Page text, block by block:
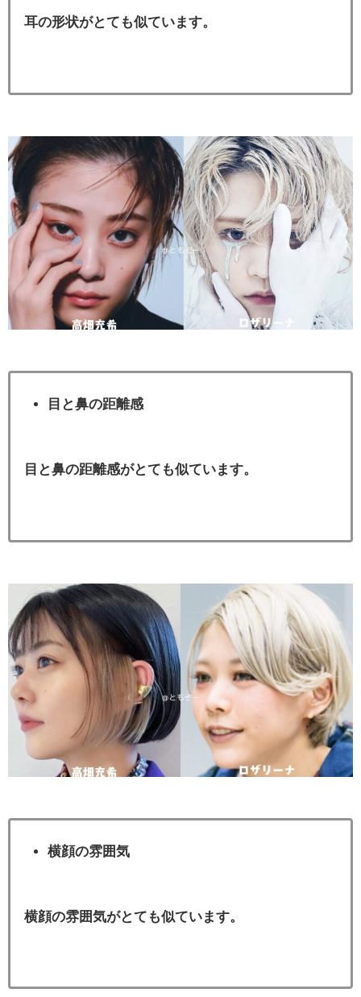
耳の形状がとても似ています。
目と鼻の距離感
目と鼻の距離感がとても似ています。
横顔の雰囲気
横顔の雰囲気がとても似ています。